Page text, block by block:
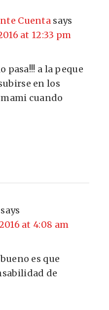
Cuenta says
at 12:33 pm
pasa!!! a la peque
en los
cuando
says
at 4:08 am
es que
de